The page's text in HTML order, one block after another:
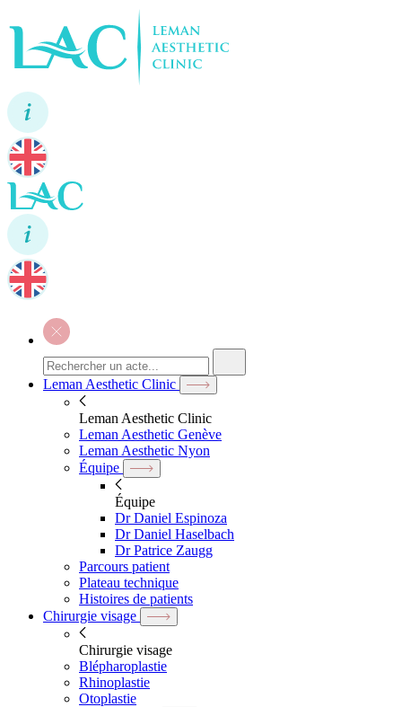
Leman Aesthetic Clinic
Leman Aesthetic Clinic
Leman Aesthetic Genève
Leman Aesthetic Nyon
Équipe
Équipe
Dr Daniel Espinoza
Dr Daniel Haselbach
Dr Patrice Zaugg
Parcours patient
Plateau technique
Histoires de patients
Chirurgie visage
Chirurgie visage
Blépharoplastie
Rhinoplastie
Otoplastie